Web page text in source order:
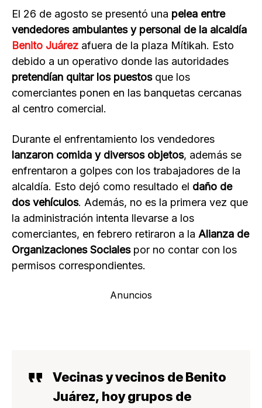
El 26 de agosto se presentó una pelea entre
vendedores ambulantes y personal de la alcaldía
Benito Juárez afuera de la plaza Mítikah. Esto
debido a un operativo donde las autoridades
pretendían quitar los puestosque los
comerciantes ponen en las banquetas cercanas
al centro comercial.
Durante el enfrentamiento los vendedores
lanzaron comida y diversos objetos, además se
enfrentaron a golpes con los trabajadores de la
alcaldía. Esto dejó como resultado el daño de
dos vehículos. Además, no es la primera vez que
la administración intenta llevarse a los
comerciantes, en febrero retiraron a la Alianza de
Organizaciones Socialespor no contar con los
permisos correspondientes.
Anuncios
Vecinas y vecinos de Benito
Juárez, hoy grupos de